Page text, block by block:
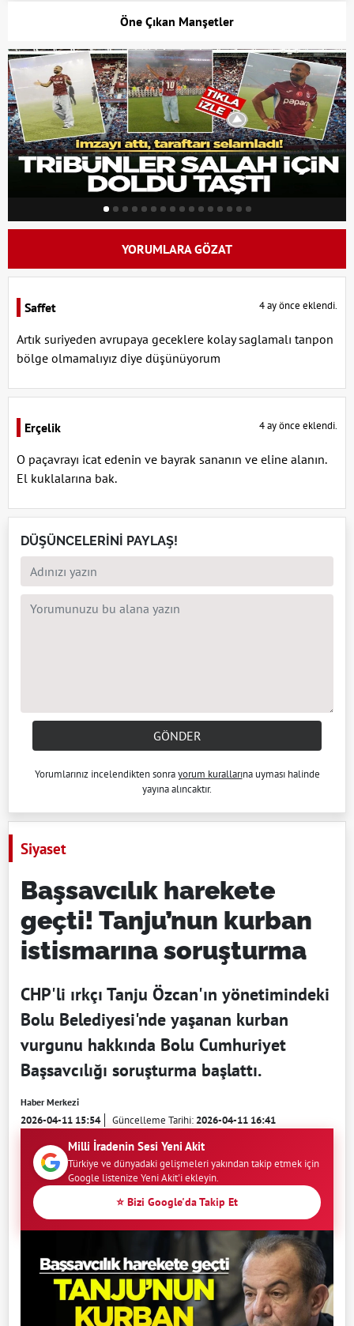
Öne Çıkan Manşetler
YORUMLARA GÖZAT
Saffet 4 ay önce eklendi.
Artık suriyeden avrupaya geceklere kolay saglamalı tanpon
bölge olmamalıyız diye düşünüyorum
Erçelik 4 ay önce eklendi.
O paçavrayı icat edenin ve bayrak sananın ve eline alanın.
El kuklalarına bak.
DÜŞÜNCELERİNİ PAYLAŞ!
GÖNDER
Yorumlarınız incelendikten sonrayorum kurallarına uyması halinde
yayına alıncaktır.
Siyaset
Başsavcılık harekete
geçti! Tanju’nun kurban
istismarına soruşturma
CHP'li ırkçı Tanju Özcan'ın yönetimindeki
Bolu Belediyesi'nde yaşanan kurban
vurgunu hakkında Bolu Cumhuriyet
Başsavcılığı soruşturma başlattı.
Haber Merkezi
2026-04-11 15:54 Güncelleme Tarihi:2026-04-11 16:41
Milli İradenin Sesi Yeni Akit
Türkiye ve dünyadaki gelişmeleri yakından takip etmek için
Google listenize Yeni Akit'i ekleyin.
⭐ Bizi Google'da Takip Et